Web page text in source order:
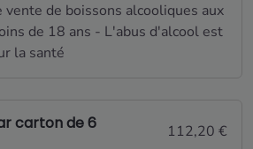
vente de boissons alcooliques aux
de 18 ans - L'abus d'alcool est
la santé
carton de 6
112,20 €